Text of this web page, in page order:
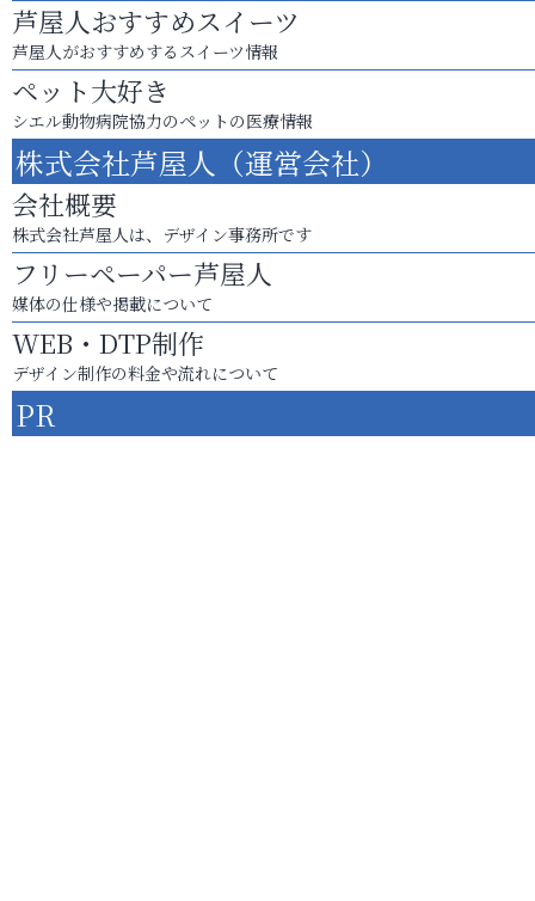
芦屋人おすすめスイーツ
芦屋人がおすすめするスイーツ情報
ペット大好き
シエル動物病院協力のペットの医療情報
株式会社芦屋人（運営会社）
会社概要
株式会社芦屋人は、デザイン事務所です
フリーペーパー芦屋人
媒体の仕様や掲載について
WEB・DTP制作
デザイン制作の料金や流れについて
PR